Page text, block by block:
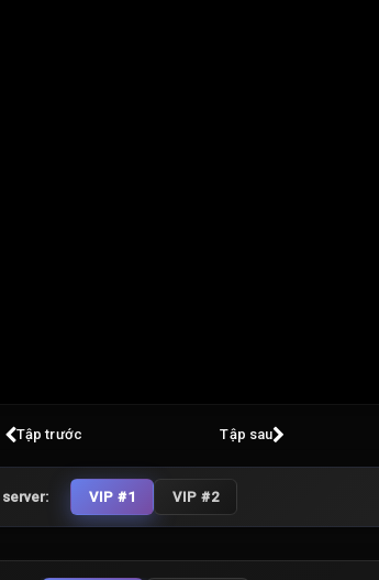
Tập trước Tập sau
server: VIP #1 VIP #2